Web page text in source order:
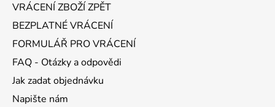
VRÁCENÍ ZBOŽÍ ZPĚT
BEZPLATNÉ VRÁCENÍ
FORMULÁŘ PRO VRÁCENÍ
FAQ - Otázky a odpovědi
Jak zadat objednávku
Napište nám